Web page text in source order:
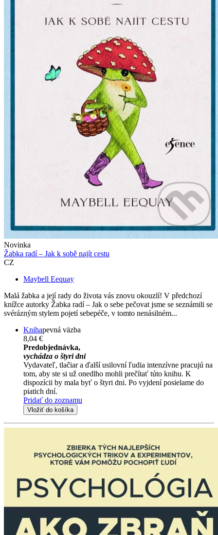
Novinka
Žabka radí – Jak k sobě najít cestu
CZ
Maybell Eequay
Malá žabka a její rady do života vás znovu okouzlí! V předchozí
knížce autorky Žabka radí – Jak o sebe pečovat jsme se seznámili se
svérázným stylem pojetí sebepéče, v tomto nenásilném...
Knihapevná väzba
8,04 €
Predobjednávka,
vychádza o štyri dni
Vydavateľ, tlačiar a ďalší usilovní ľudia intenzívne pracujú na
tom, aby ste si už onedlho mohli prečítať túto knihu. K
dispozícii by mala byť o štyri dni. Po vyjdení posielame do
piatich dní.
Pridať do zoznamu
Vložiť do košíka